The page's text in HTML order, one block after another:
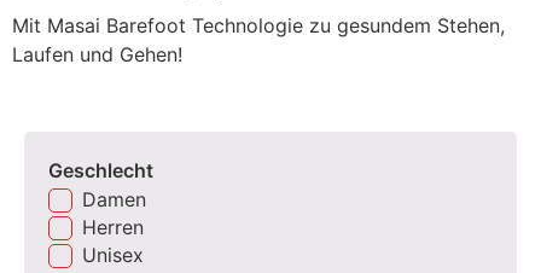
Mit Masai Barefoot Technologie zu gesundem Stehen,
Laufen und Gehen!
Geschlecht
Damen
Herren
Unisex